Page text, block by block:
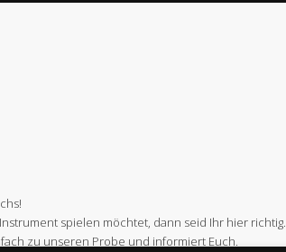
spielen möchtet, dann seid Ihr hier
zu unseren Probe und informiert Euch.